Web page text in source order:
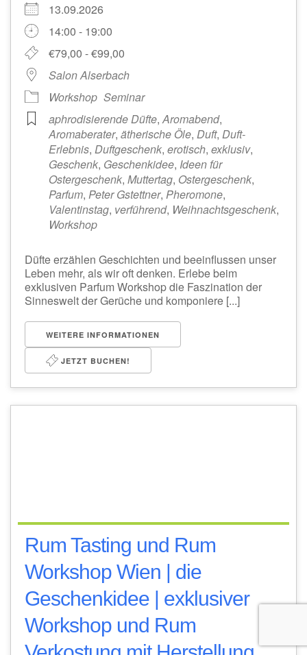
13.09.2026
14:00 - 19:00
€79,00 - €99,00
Salon Alserbach
Workshop Seminar
aphrodisierende Düfte,Aromabend,
Aromaberater, ätherische Öle, Duft, Duft-
Erlebnis, Duftgeschenk, erotisch, exklusiv,
Geschenk, Geschenkidee, Ideen für
Ostergeschenk, Muttertag, Ostergeschenk,
Parfum, Peter Gstettner, Pheromone,
Valentinstag, verführend, Weihnachtsgeschenk,
Workshop
Düfte erzählen Geschichten und beeinflussen unser
Leben mehr, als wir oft denken. Erlebe beim
exklusiven Parfum Workshop die Faszination der
Sinneswelt der Gerüche und komponiere [...]
WEITERE INFORMATIONEN
JETZT BUCHEN!
Rum Tasting und Rum
Workshop Wien | die
Geschenkidee | exklusiver
Workshop und Rum